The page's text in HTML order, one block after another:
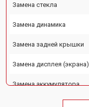
Замена стекла
Замена динамика
Замена задней крышки
Замена дисплея (экрана)
Замена аккумулятора